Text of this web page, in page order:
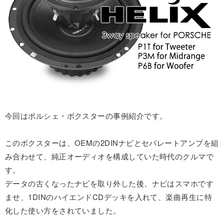
今回はポルシェ・ボクスターの事例紹介です。
このボクスターは、OEMの2DINナビとセパレートアンプを組
み合わせて、純正オーディオを構成していた時代のクルマで
す。
データの古くなったナビを取り外した後、ナビはスマホです
ませ、1DINのハイエンドCDデッキを入れて、楽曲再生に特
化した使い方をされていました。